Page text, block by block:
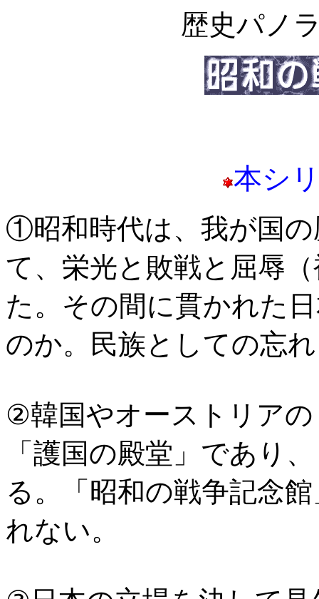
歴史パノ
本シ
①昭和時代は、我が国
て、栄光と敗戦と屈辱
た。その間に貫かれた
のか。民族としての忘
②韓国やオーストリア
「護国の殿堂」であり
る。「昭和の戦争記念
れない。